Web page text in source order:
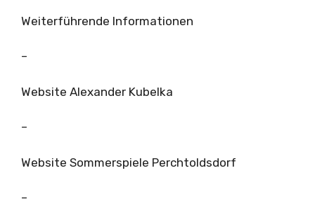
Weiterführende Informationen
–
Website Alexander Kubelka
–
Website Sommerspiele Perchtoldsdorf
–